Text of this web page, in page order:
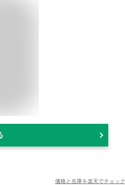
価格と在庫を楽天でチェック